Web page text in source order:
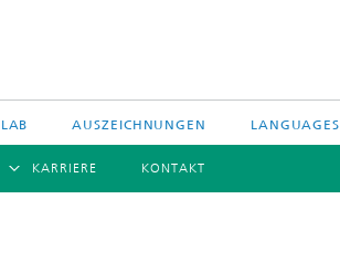
AUSZEICHNUNGEN LANGUAGES
KARRIERE KONTAKT